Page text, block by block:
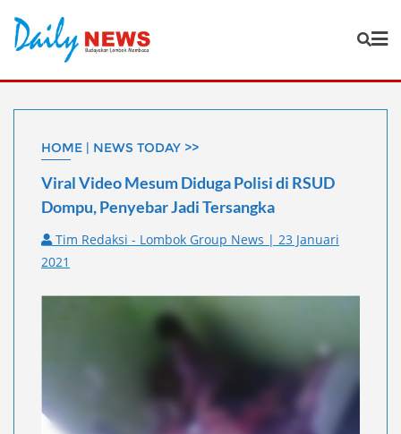
content
HOME | NEWS TODAY >>
Viral Video Mesum Diduga Polisi di RSUD
Dompu, Penyebar Jadi Tersangka
Tim Redaksi - Lombok Group News | 23 Januari
2021